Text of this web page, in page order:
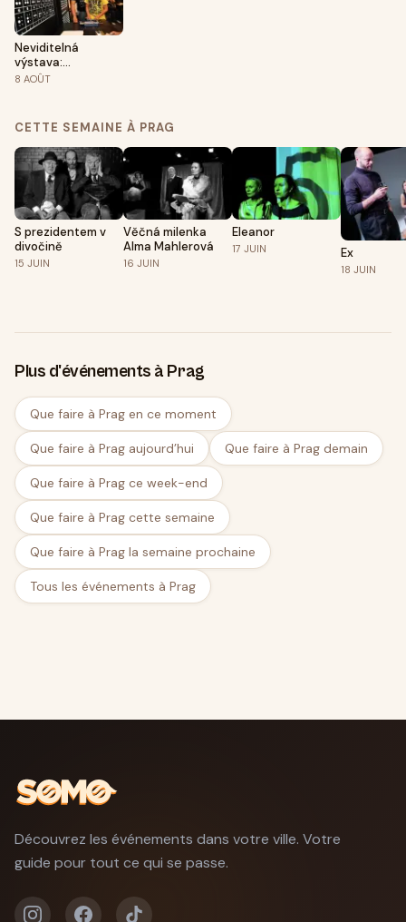
Neviditelná
výstava:
Pohádková
8 AOÛT
CETTE SEMAINE À PRAG
S prezidentem v
divočině
15 JUIN
Věčná milenka
Alma Mahlerová
16 JUIN
Eleanor
17 JUIN Ex
18 JUIN
Plus d'événements à Prag
Que faire à Prag en ce moment
Que faire à Prag aujourd’hui Que faire à Prag demain
Que faire à Prag ce week-end
Que faire à Prag cette semaine
Que faire à Prag la semaine prochaine
Tous les événements à Prag
Découvrez les événements dans votre ville. Votre
guide pour tout ce qui se passe.